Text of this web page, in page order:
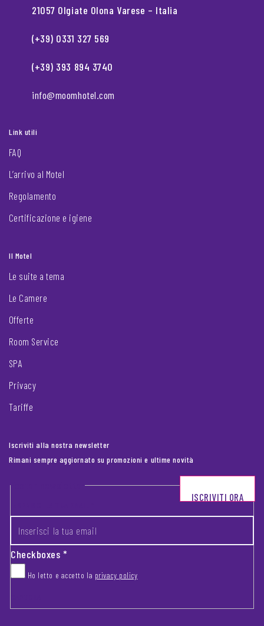
21057 Olgiate Olona Varese – Italia
(+39) 0331 327 569
(+39) 393 894 3740
info@moomhotel.com
Link utili
FAQ
L’arrivo al Motel
Regolamento
Certificazione e igiene
Il Motel
Le suite a tema
Le Camere
Offerte
Room Service
SPA
Privacy
Tariffe
Iscriviti alla nostra newsletter
Rimani sempre aggiornato su promozioni e ultime novità
Footer newsletter
Checkboxes*
Ho letto e accetto la privacy policy
ISCRIVITI ORA